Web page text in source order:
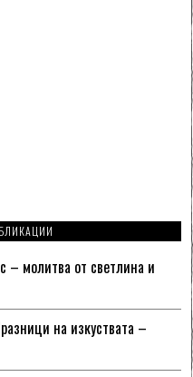
– молитва от светлина и
на изкуствата –